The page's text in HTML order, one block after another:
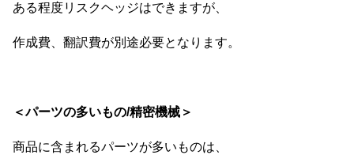
ある程度リスクヘッジはできますが、
作成費、翻訳費が別途必要となります。
＜パーツの多いもの/精密機械＞
商品に含まれるパーツが多いものは、